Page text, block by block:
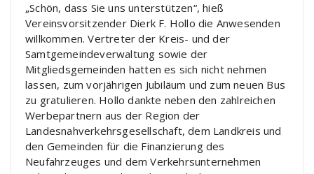
„Schön, dass Sie uns unterstützen“, hieß
Vereinsvorsitzender Dierk F. Hollo die Anwesenden
willkommen. Vertreter der Kreis- und der
Samtgemeindeverwaltung sowie der
Mitgliedsgemeinden hatten es sich nicht nehmen
lassen, zum vorjährigen Jubiläum und zum neuen Bus
zu gratulieren. Hollo dankte neben den zahlreichen
Werbepartnern aus der Region der
Landesnahverkehrsgesellschaft, dem Landkreis und
den Gemeinden für die Finanzierung des
Neufahrzeuges und dem Verkehrsunternehmen